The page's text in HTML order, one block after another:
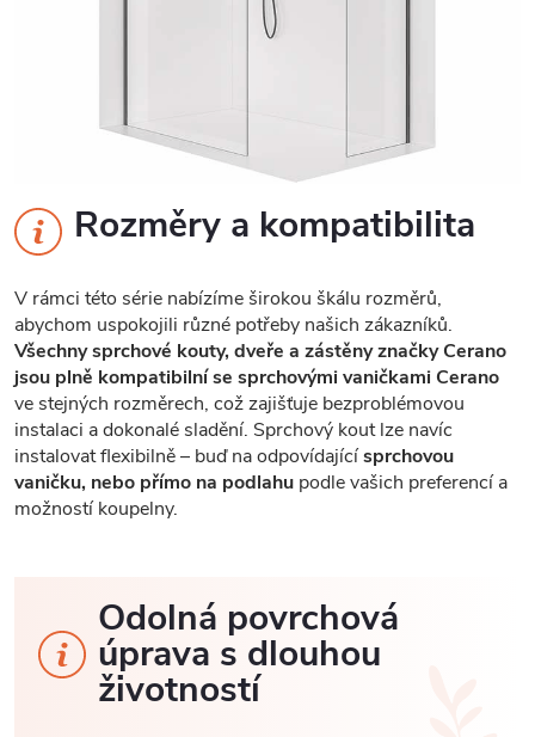
Rozměry a kompatibilita
V rámci této série nabízíme širokou škálu rozměrů,
abychom uspokojili různé potřeby našich zákazníků.
Všechny sprchové kouty, dveře a zástěny značky Cerano
jsou plně kompatibilní se sprchovými vaničkami Cerano
ve stejných rozměrech, což zajišťuje bezproblémovou
instalaci a dokonalé sladění. Sprchový kout lze navíc
instalovat flexibilně – buď na odpovídajícísprchovou
vaničku, nebo přímo na podlahu podle vašich preferencí a
možností koupelny.
Odolná povrchová
úprava s dlouhou
životností